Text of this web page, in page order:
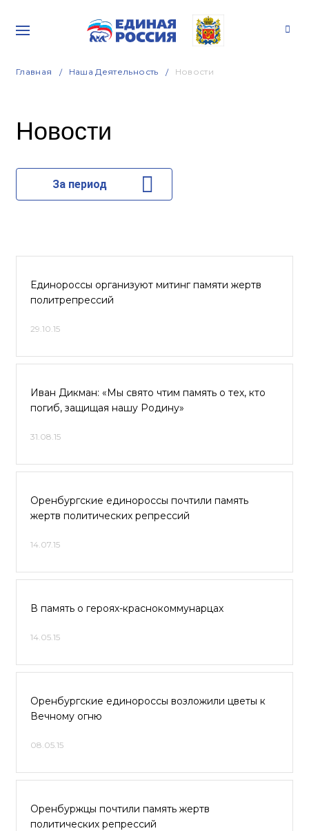
Главная Наша Деятельность Новости
Новости
За период
Единороссы организуют митинг памяти жертв
политрепрессий
29.10.15
Иван Дикман: «Мы свято чтим память о тех, кто
погиб, защищая нашу Родину»
31.08.15
Оренбургские единороссы почтили память
жертв политических репрессий
14.07.15
В память о героях-краснокоммунарцах
14.05.15
Оренбургские единороссы возложили цветы к
Вечному огню
08.05.15
Оренбуржцы почтили память жертв
политических репрессий